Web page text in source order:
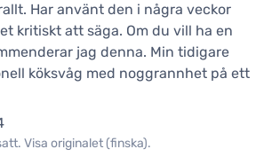
Har använt den i några veckor
kritiskt att säga. Om du vill ha en
jag denna. Min tidigare
köksvåg med noggrannhet på ett
Visa originalet (finska).